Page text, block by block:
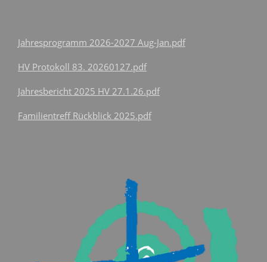
Jahresprogramm 2026-2027 Aug-Jan.pdf
HV Protokoll 83. 20260127.pdf
Jahresbericht 2025 HV 27.1.26.pdf
Familientreff Rückblick 2025.pdf